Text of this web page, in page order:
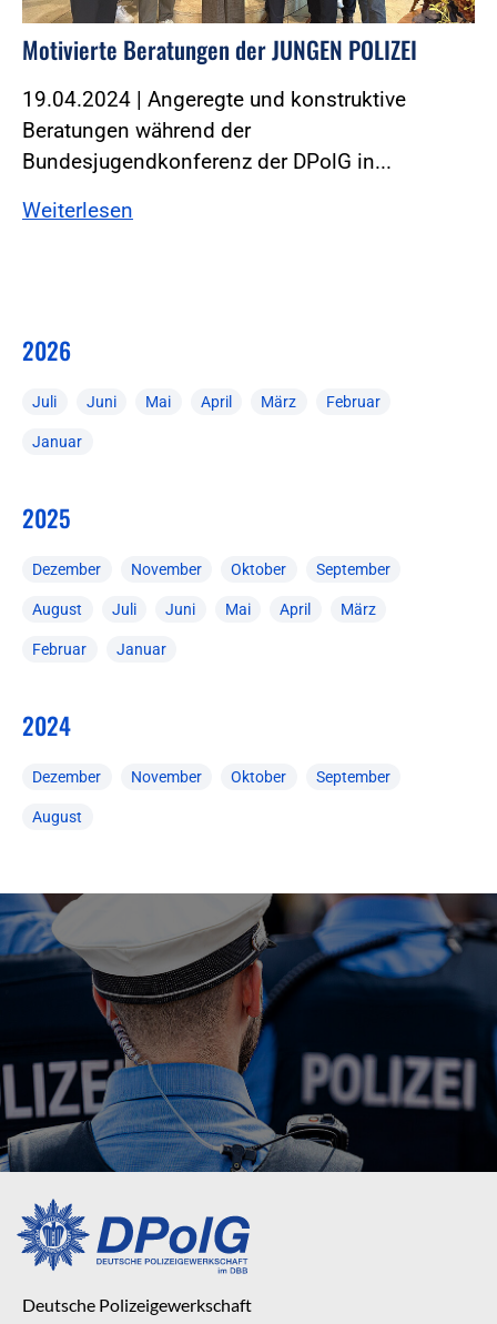
Motivierte Beratungen der JUNGEN POLIZEI
19.04.2024 | Angeregte und konstruktive
Beratungen während der
Bundesjugendkonferenz der DPolG in...
Weiterlesen
2026
Juli Juni Mai April März Februar
Januar
2025
Dezember November Oktober September
August Juli Juni Mai April März
Februar Januar
2024
Dezember November Oktober September
August
Deutsche Polizeigewerkschaft